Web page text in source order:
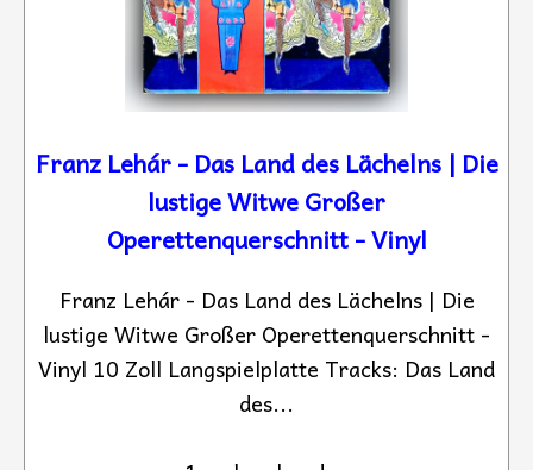
Franz Lehár - Das Land des Lächelns | Die
lustige Witwe Großer
Operettenquerschnitt - Vinyl
Franz Lehár - Das Land des Lächelns | Die
lustige Witwe Großer Operettenquerschnitt -
Vinyl 10 Zoll Langspielplatte Tracks: Das Land
des...